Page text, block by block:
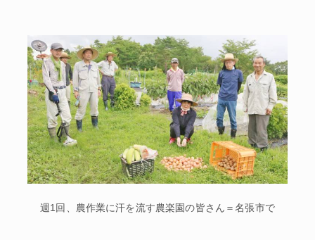
週1回、農作業に汗を流す農楽園の皆さん＝名張市で